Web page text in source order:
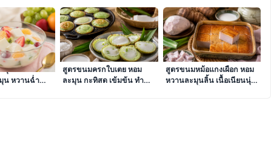
รุตสลัดนมสด
น หวานฉ่ำ
สูตรขนมครกใบเตย หอม
ละมุน กะทิสด เข้มข้น ทำ
สูตรขนมหม้อแกงเผือก หอม
หวานละมุนลิ้น เนื้อเนียนนุ่ม